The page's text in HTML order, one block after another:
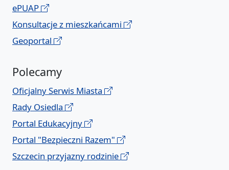
ePUAP
Konsultacje z mieszkańcami
Geoportal
Polecamy
Oficjalny Serwis Miasta
Rady Osiedla
Portal Edukacyjny
Portal "Bezpieczni Razem"
Szczecin przyjazny rodzinie